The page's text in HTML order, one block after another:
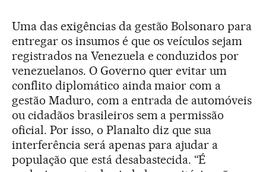
Uma das exigências da gestão Bolsonaro para
entregar os insumos é que os veículos sejam
registrados na Venezuela e conduzidos por
venezuelanos. O Governo quer evitar um
conflito diplomático ainda maior com a
gestão Maduro, com a entrada de automóveis
ou cidadãos brasileiros sem a permissão
oficial. Por isso, o Planalto diz que sua
interferência será apenas para ajudar a
população que está desabastecida. “É